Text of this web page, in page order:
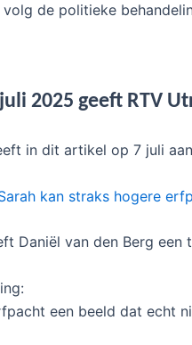
volg de politieke
2025 geeft RTV
in dit artikel op 7 juli
kan straks hogere
Daniël van den Berg een
een beeld dat echt